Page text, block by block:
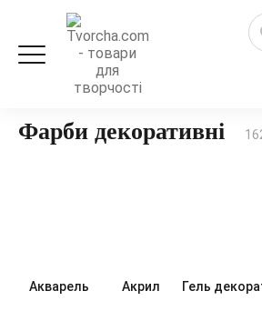
Художні товари
Фарби декоративні
Акварель Акрил Гель